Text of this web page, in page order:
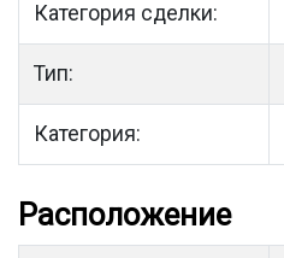
Категория сделки:
Тип:
Категория:
Расположение